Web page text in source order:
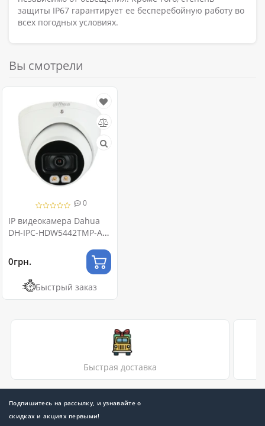
защиты IP67 гарантирует ее бесперебойную работу во
всех погодных условиях.
Вы смотрели
0
IP видеокамера Dahua
DH-IPC-HDW5442TMP-AS-
0грн.
Быстрый заказ
Быстрая доставка
Подпишитесь на рассылку, и узнавайте о
скидках и акциях первыми!